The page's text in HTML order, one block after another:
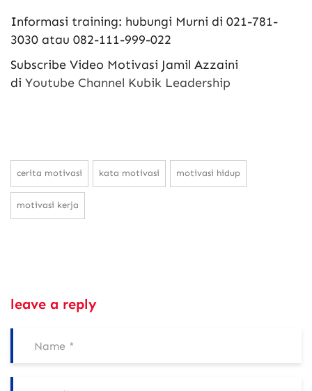
Informasi training: hubungi Murni di 021-781-
3030 atau 082-111-999-022
Subscribe Video Motivasi Jamil Azzaini
di Youtube Channel Kubik Leadership
cerita motivasi kata motivasi motivasi hidup
motivasi kerja
leave a reply